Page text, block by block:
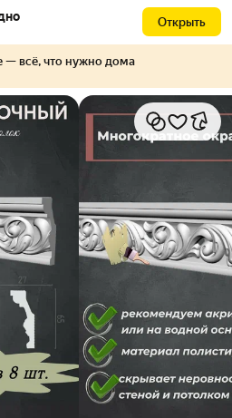
Открыть
— всё, что нужно дома